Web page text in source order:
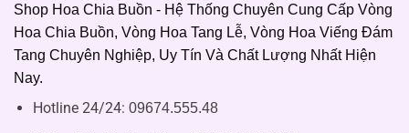
Shop Hoa Chia Buồn - Hệ Thống Chuyên Cung Cấp Vòng
Hoa Chia Buồn, Vòng Hoa Tang Lễ, Vòng Hoa Viếng Đám
Tang Chuyên Nghiệp, Uy Tín Và Chất Lượng Nhất Hiện
Nay.
Hotline 24/24: 09674.555.48